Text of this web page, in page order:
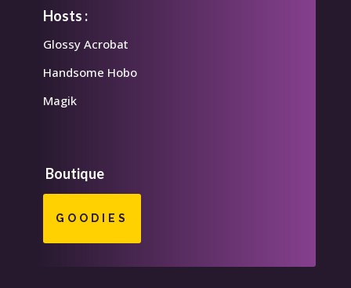
Hosts :
Glossy Acrobat
Handsome Hobo
Magik
Boutique
GOODIES